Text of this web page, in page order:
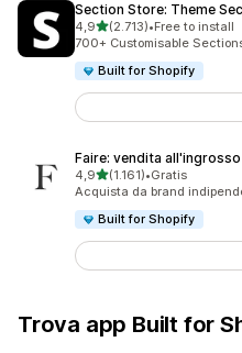
Section Store: Theme
4,9stelle su 5
(2.713)
2713 recensioni totali
•Free to install
700+ Customisable
Built for Shopify
Faire: vendita all'ingrosso
4,9stelle su 5
(1.161)
1161 recensioni totali
•Gratis
Acquista da brand
Built for Shopify
Trova app Built for